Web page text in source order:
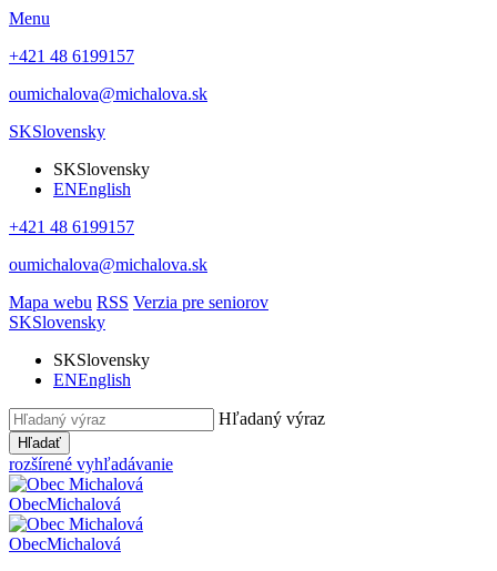
Menu
+421 48 6199157
oumichalova@michalova.sk
SKSlovensky
SKSlovensky
ENEnglish
+421 48 6199157
oumichalova@michalova.sk
Mapa webu RSS Verzia pre seniorov
SKSlovensky
SKSlovensky
ENEnglish
Hľadaný výraz
Hľadať
rozšírené vyhľadávanie
ObecMichalová
ObecMichalová